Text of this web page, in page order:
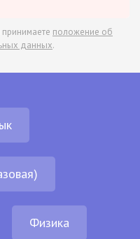
положение об
данных.
Физика